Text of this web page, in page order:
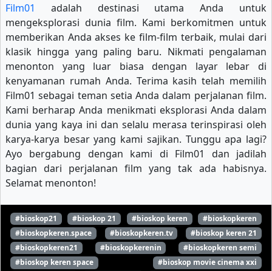
Film01
adalah destinasi utama Anda untuk
mengeksplorasi dunia film. Kami berkomitmen untuk
memberikan Anda akses ke film-film terbaik, mulai dari
klasik hingga yang paling baru. Nikmati pengalaman
menonton yang luar biasa dengan layar lebar di
kenyamanan rumah Anda. Terima kasih telah memilih
Film01 sebagai teman setia Anda dalam perjalanan film.
Kami berharap Anda menikmati eksplorasi Anda dalam
dunia yang kaya ini dan selalu merasa terinspirasi oleh
karya-karya besar yang kami sajikan. Tunggu apa lagi?
Ayo bergabung dengan kami di Film01 dan jadilah
bagian dari perjalanan film yang tak ada habisnya.
Selamat menonton!
#bioskop21 #bioskop 21 #bioskop keren
#bioskopkeren
#bioskopkeren.space
#bioskopkeren.tv
#bioskop keren 21
#bioskopkeren21
#bioskopkerenin
#bioskopkeren semi
#bioskop keren space
#bioskop movie cinema xxi